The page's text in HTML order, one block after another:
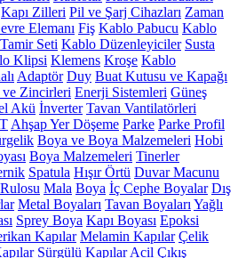
Kapı Zilleri Pil ve Şarj Cihazları Zaman
Elemanı Fiş Kablo Pabucu Kablo
Seti Kablo Düzenleyiciler Susta
Klipsi Klemens Kroşe Kablo
Adaptör Duy Buat Kutusu ve Kapağı
ve Zincirleri Enerji Sistemleri Güneş
Akü İnverter Tavan Vantilatörleri
Ahşap Yer Döşeme Parke Parke Profil
Boya ve Boya Malzemeleri Hobi
Boya Malzemeleri Tinerler
Spatula Hışır Örtü Duvar Macunu
Mala Boya İç Cephe Boyalar Dış
Metal Boyaları Tavan Boyaları Yağlı
Sprey Boya Kapı Boyası Epoksi
Kapılar Melamin Kapılar Çelik
Sürgülü Kapılar Acil Çıkış